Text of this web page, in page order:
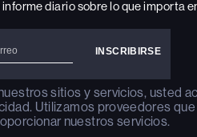
informe diario sobre lo que importa
sitios y servicios, usted
. Utilizamos proveedores
nuestros servicios.